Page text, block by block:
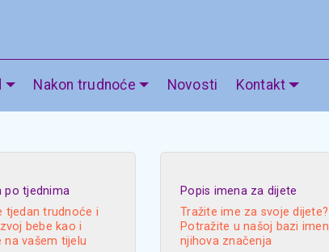
Nakon trudnoće Novosti Kontakt
po tjednima
tjedan trudnoće i
bebe kao i
na vašem tijelu
Popis imena za dijete
Tražite ime za svoje dijete?
Potražite u našoj bazi
njihova značenja